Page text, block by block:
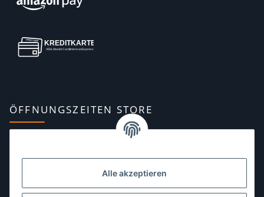
Alle akzeptieren
ÖFFNUNGSZEITEN STORE
10:00–13:00, 14:00–18:00 Uhr
Dienstag:10:00–13:00, 14:00–16:00 Uhr